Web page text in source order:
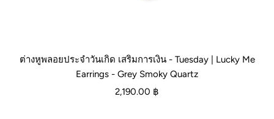
ต่างหูพลอยประจำวันเกิด เสริมการเงิน - Tuesday | Lucky Me
Earrings - Grey Smoky Quartz
2,190.00 ฿